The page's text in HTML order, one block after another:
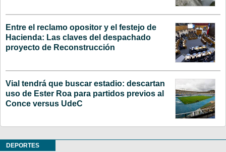
Entre el reclamo opositor y el festejo de
Hacienda: Las claves del despachado
proyecto de Reconstrucción
Vial tendrá que buscar estadio: descartan
uso de Ester Roa para partidos previos al
Conce versus UdeC
DEPORTES